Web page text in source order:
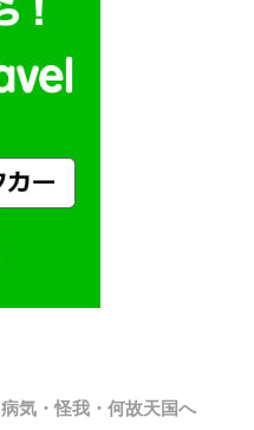
病気・怪我・何故天国へ